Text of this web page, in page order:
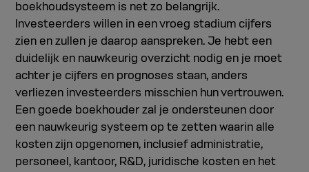
boekhoudsysteem is net zo belangrijk.
Investeerders willen in een vroeg stadium cijfers
zien en zullen je daarop aanspreken. Je hebt een
duidelijk en nauwkeurig overzicht nodig en je moet
achter je cijfers en prognoses staan, anders
verliezen investeerders misschien hun vertrouwen.
Een goede boekhouder zal je ondersteunen door
een nauwkeurig systeem op te zetten waarin alle
kosten zijn opgenomen, inclusief administratie,
personeel, kantoor, R&D, juridische kosten en het